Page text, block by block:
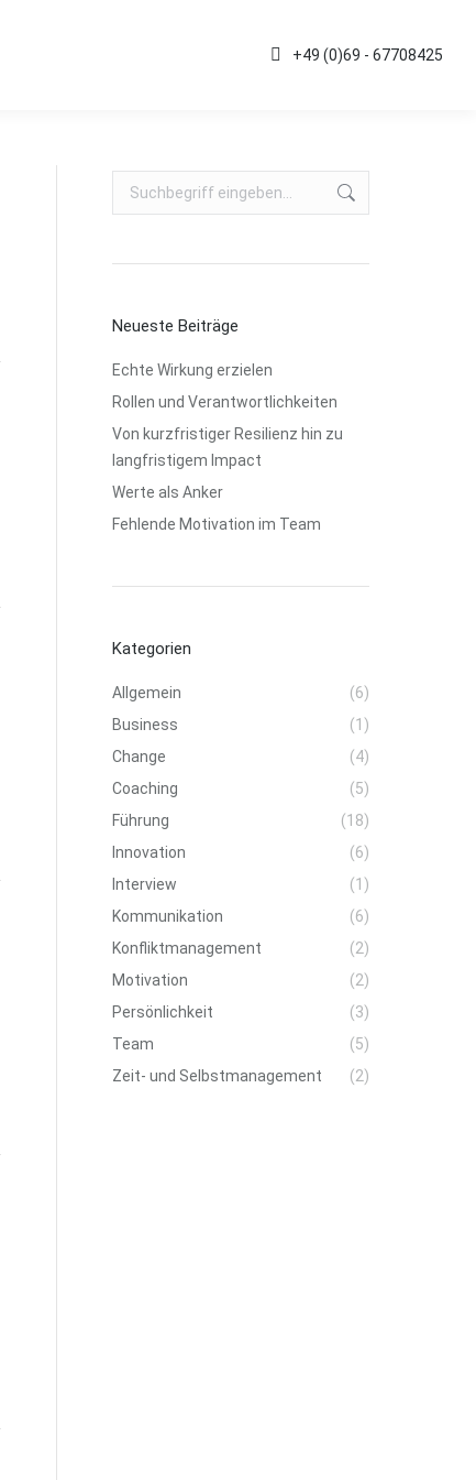
+49 (0)69 - 67708425
Search:
Neueste Beiträge
Echte Wirkung erzielen
Rollen und Verantwortlichkeiten
Von kurzfristiger Resilienz hin zu
langfristigem Impact
Werte als Anker
Fehlende Motivation im Team
Kategorien
Allgemein
(6)
Business
(1)
Change
(4)
Coaching
(5)
Führung
(18)
Innovation
(6)
Interview
(1)
Kommunikation
(6)
Konfliktmanagement
(2)
Motivation
(2)
Persönlichkeit
(3)
Team
(5)
Zeit- und Selbstmanagement
(2)